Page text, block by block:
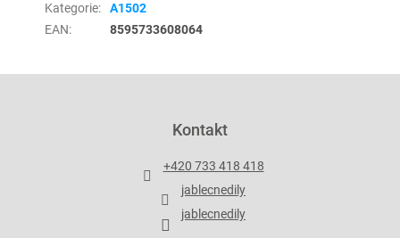
Kategorie:
A1502
EAN: 8595733608064
Kontakt
+420 733 418 418
jablecnedily
jablecnedily